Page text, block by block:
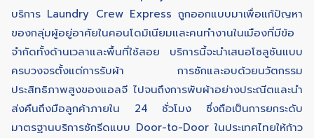
บริการ Laundry Crew Express ถูกออกแบบมาเพื่อแก้ปัญหา
ของกลุ่มผู้อยู่อาศัยในคอนโดมิเนียมและคนทำงานในเมืองที่มีข้อ
จำกัดทั้งด้านเวลาและพื้นที่ใช้สอย บริการนี้จะนำเสนอโซลูชันแบบ
ครบวงจรตั้งแต่การรับผ้า การซักและอบด้วยนวัตกรรม
ประสิทธิภาพสูงของแอลจี ไปจนถึงการพับผ้าอย่างประณีตและนำ
ส่งคืนถึงมือลูกค้าภายใน 24 ชั่วโมง ซึ่งถือเป็นการยกระดับ
มาตรฐานบริการซักรีดแบบ Door-to-Door ในประเทศไทยให้ก้าว